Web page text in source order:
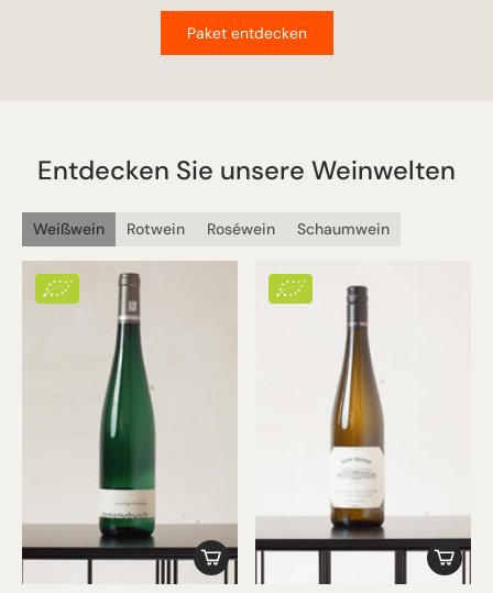
Paket entdecken
Entdecken Sie unsere Weinwelten
Weißwein Rotwein Roséwein Schaumwein